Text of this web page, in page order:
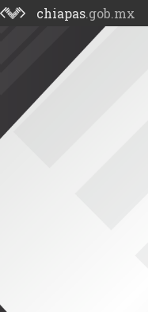
chiapas.gob.mx